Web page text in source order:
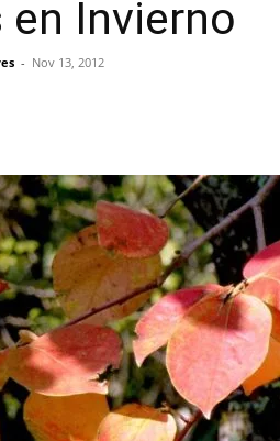
en Invierno
- Nov 13, 2012